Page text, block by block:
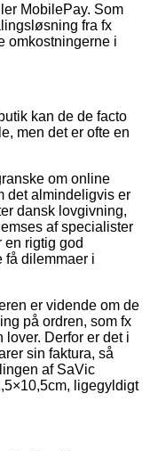
MobilePay. Som
fra fx
omkostningerne i
kan de de facto
men det er ofte en
om online
det almindeligvis er
dansk lovgivning,
af specialister
rigtig god
få dilemmaer i
er vidende om de
på ordren, som fx
Derfor er det i
sin faktura, så
af SaVic
ligegyldigt